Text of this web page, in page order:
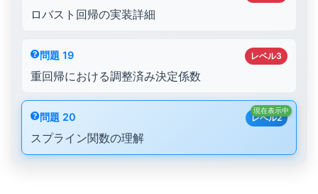
ロバスト回帰の実装詳細
レベル3
問題 19
重回帰における調整済み決定係数
レベル2
問題 20
スプライン関数の理解
現在表示中